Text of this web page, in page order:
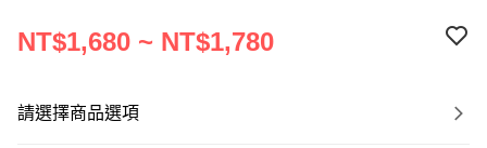
NT$1,680 ~ NT$1,780
請選擇商品選項